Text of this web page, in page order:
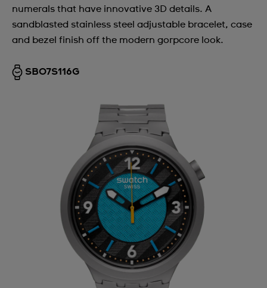
numerals that have innovative 3D details. A
sandblasted stainless steel adjustable bracelet, case
and bezel finish off the modern gorpcore look.
SB07S116G